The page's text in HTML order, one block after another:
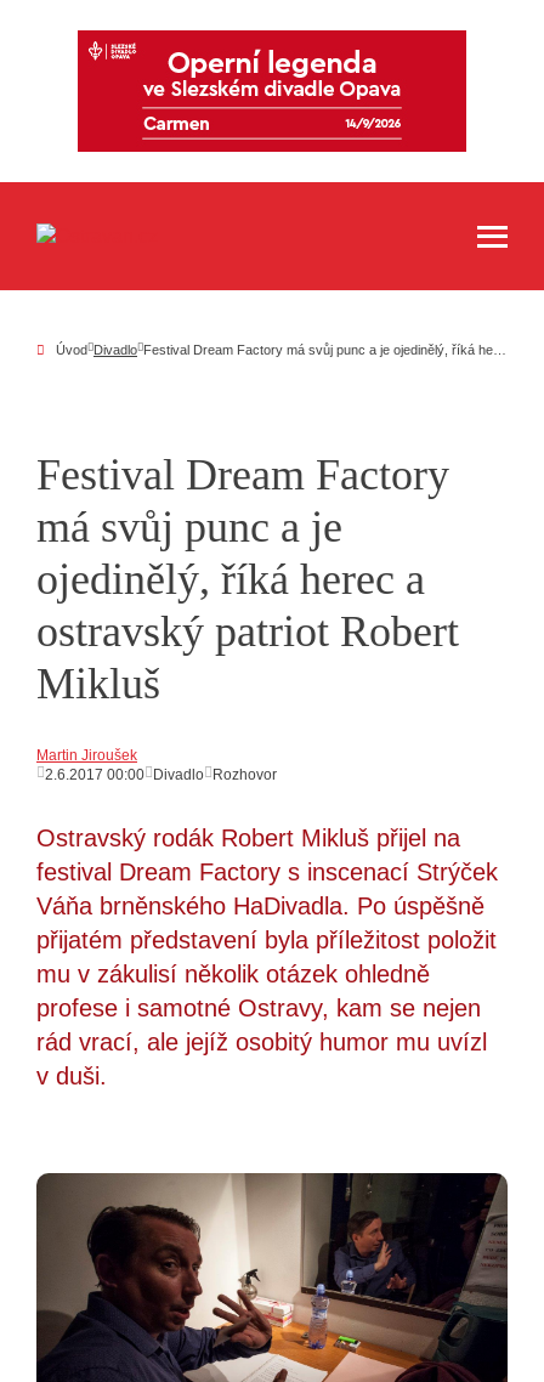
Úvod Divadlo
Festival Dream Factory
má svůj punc a je
ojedinělý, říká herec a
ostravský patriot Robert
Mikluš
Martin Jiroušek
2.6.2017 00:00
Divadlo Rozhovor
Ostravský rodák Robert Mikluš přijel na
festival Dream Factory s inscenací Strýček
Váňa brněnského HaDivadla. Po úspěšně
přijatém představení byla příležitost položit
mu v zákulisí několik otázek ohledně
profese i samotné Ostravy, kam se nejen
rád vrací, ale jejíž osobitý humor mu uvízl
v duši.